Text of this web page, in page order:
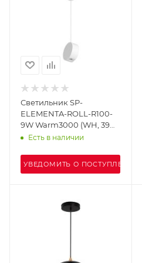
Светильник SP-
ELEMENTA-ROLL-R100-
9W Warm3000 (WH, 39
deg, 230V) (Arlight, IP40
Есть в наличии
УВЕДОМИТЬ О ПОСТУПЛЕНИИ